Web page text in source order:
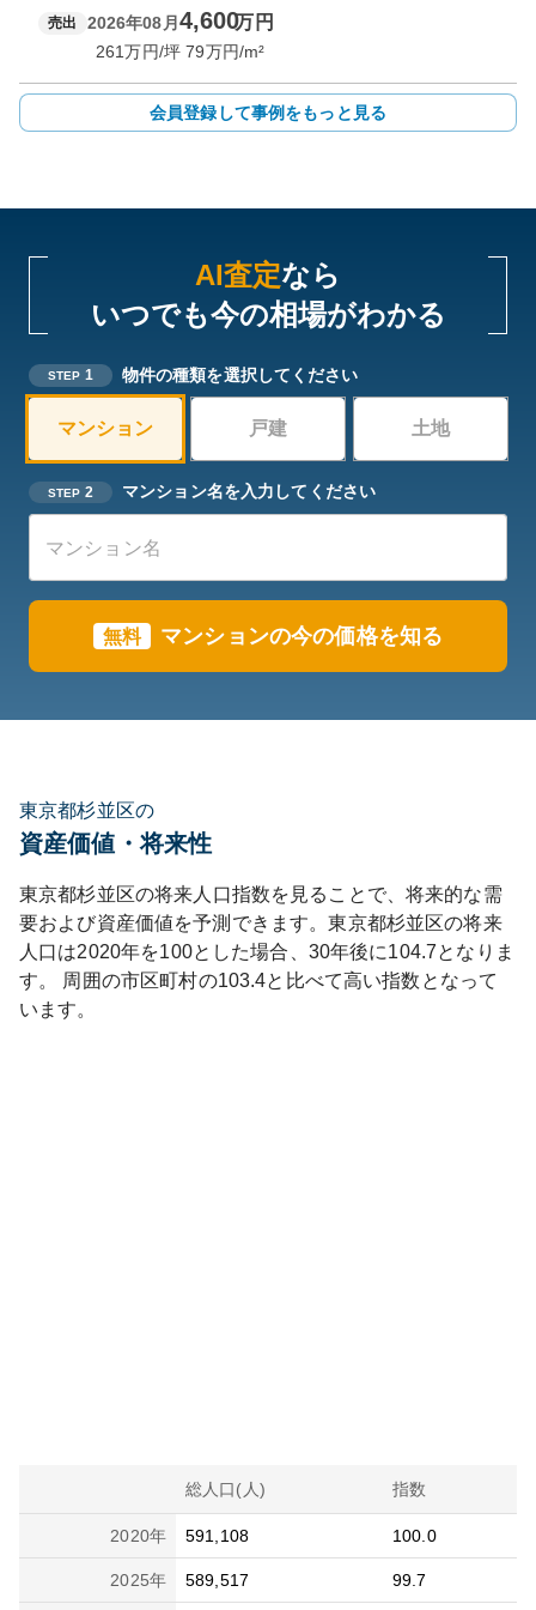
売出 2026年08月 4,600万円
261万円/坪 79万円/m²
会員登録して事例をもっと見る
AI査定なら
いつでも今の相場がわかる
STEP 1 物件の種類を選択してください
マンション 戸建 土地
STEP 2 マンション名を入力してください
無料 マンションの今の価格を知る
東京都杉並区の
資産価値・将来性
東京都杉並区の将来人口指数を見ることで、将来的な需
要および資産価値を予測できます。東京都杉並区の将来
人口は2020年を100とした場合、30年後に104.7となりま
す。
周囲の市区町村の103.4と比べて高い指数となって
います。
総人口(人) 指数
2020年 591,108 100.0
2025年 589,517 99.7